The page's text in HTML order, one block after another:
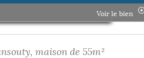
Voir le bien
maison de 55m²